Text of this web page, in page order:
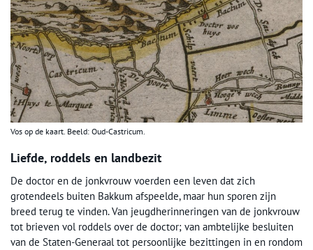
Vos op de kaart. Beeld: Oud-Castricum.
Liefde, roddels en landbezit
De doctor en de jonkvrouw voerden een leven dat zich
grotendeels buiten Bakkum afspeelde, maar hun sporen zijn
breed terug te vinden. Van jeugdherinneringen van de jonkvrouw
tot brieven vol roddels over de doctor; van ambtelijke besluiten
van de Staten-Generaal tot persoonlijke bezittingen in en rondom